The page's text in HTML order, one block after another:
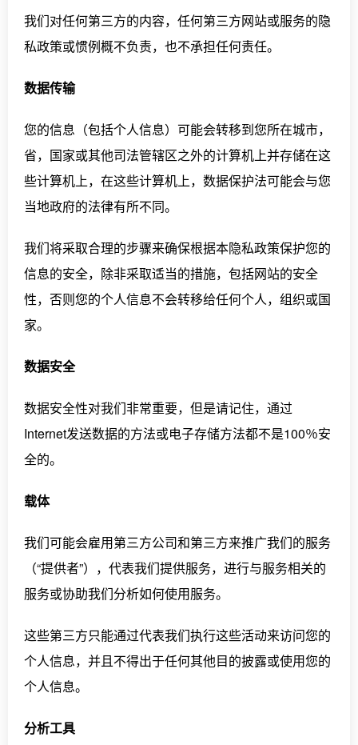
我们对任何第三方的内容，任何第三方网站或服务的隐
私政策或惯例概不负责，也不承担任何责任。
数据传输
您的信息（包括个人信息）可能会转移到您所在城市，
省，国家或其他司法管辖区之外的计算机上并存储在这
些计算机上，在这些计算机上，数据保护法可能会与您
当地政府的法律有所不同。
我们将采取合理的步骤来确保根据本隐私政策保护您的
信息的安全，除非采取适当的措施，包括网站的安全
性，否则您的个人信息不会转移给任何个人，组织或国
家。
数据安全
数据安全性对我们非常重要，但是请记住，通过
Internet发送数据的方法或电子存储方法都不是100％安
全的。
载体
我们可能会雇用第三方公司和第三方来推广我们的服务
（“提供者”），代表我们提供服务，进行与服务相关的
服务或协助我们分析如何使用服务。
这些第三方只能通过代表我们执行这些活动来访问您的
个人信息，并且不得出于任何其他目的披露或使用您的
个人信息。
分析工具